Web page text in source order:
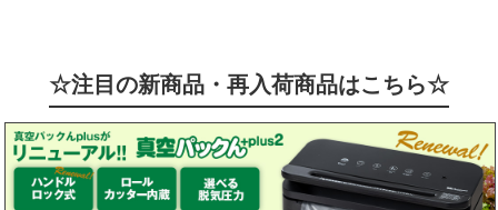
☆注目の新商品・再入荷商品はこちら☆